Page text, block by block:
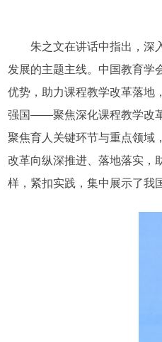
朱之文在讲话中指出，深入
发展的主题主线。中国教育学
优势，助力课程教学改革落地
强国——聚焦深化课程教学改
聚焦育人关键环节与重点领域
改革向纵深推进、落地落实，
样，紧扣实践，集中展示了我